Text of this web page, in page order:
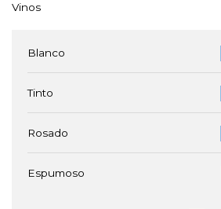
Vinos
Blanco
Tinto
Rosado
Espumoso